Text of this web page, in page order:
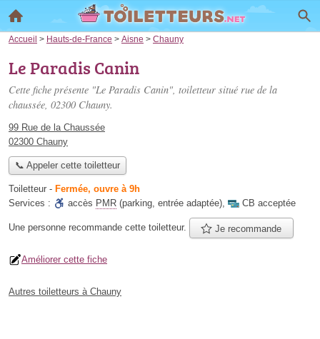
Accueil > Hauts-de-France > Aisne > Chauny
Le Paradis Canin
Cette fiche présente "Le Paradis Canin", toiletteur situé rue de la
chaussée, 02300 Chauny.
99 Rue de la Chaussée
02300 Chauny
📞 Appeler cette toiletteur
Toiletteur - Fermée, ouvre à 9h
Services :
accès PMR (parking, entrée adaptée), CB acceptée
Une personne recommande cette toiletteur. Je recommande
Améliorer cette fiche
Autres toiletteurs à Chauny